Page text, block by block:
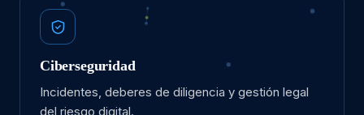
Ciberseguridad
Incidentes, deberes de diligencia y gestión legal
del riesgo digital.